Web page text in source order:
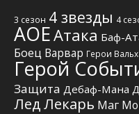
3 сезон 4 звезды 4
АОЕАтака Баф-
Боец Варвар Герои
Герой
Защита Дебаф-Мана
ЛедЛекарь Маг